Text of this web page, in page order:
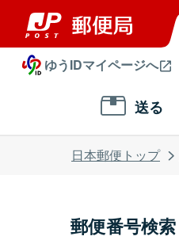
ゆうIDマイページへ
送る
日本郵便トップ
郵便番号検索